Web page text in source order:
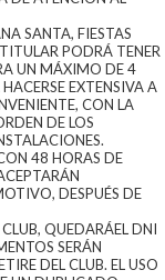
SANTA, FIESTAS
PODRÁ TENER
UN MÁXIMO DE 4
EXTENSIVA A
CON LA
DE LOS
48 HORAS DE
DESPUÉS DE
QUEDARÁEL DNI
SERÁN
DEL CLUB. EL USO